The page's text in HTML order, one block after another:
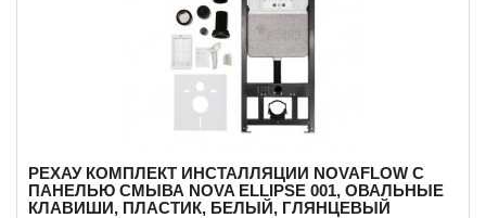
РЕХАУ КОМПЛЕКТ ИНСТАЛЛЯЦИИ NOVAFLOW С
ПАНЕЛЬЮ СМЫВА NOVA ELLIPSE 001, ОВАЛЬНЫЕ
КЛАВИШИ, ПЛАСТИК, БЕЛЫЙ, ГЛЯНЦЕВЫЙ